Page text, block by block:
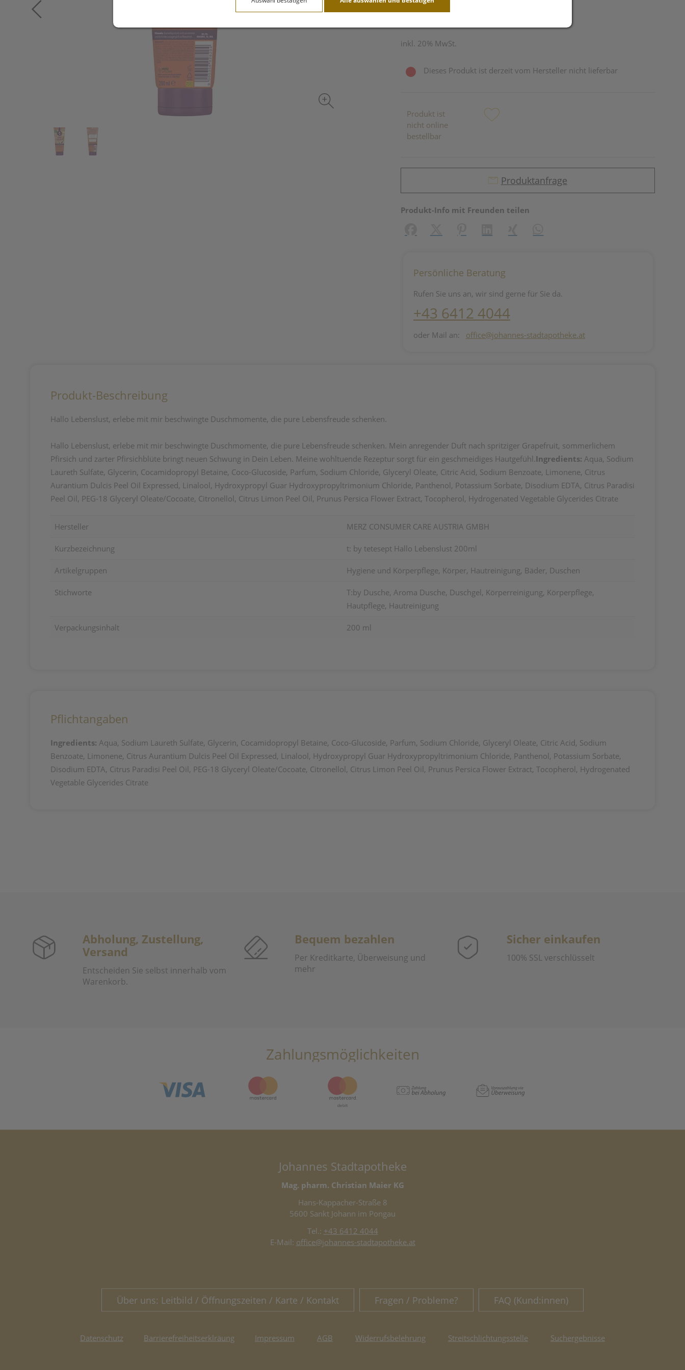
inkl. 20% MwSt.
Dieses Produkt ist derzeit vom Hersteller nicht lieferbar
Produkt ist
nicht online
bestellbar
Produktanfrage
Produkt-Info mit Freunden teilen
Persönliche Beratung
Rufen Sie uns an, wir sind gerne für Sie da.
+43 6412 4044
oder Mail an: office@johannes-stadtapotheke.at
Produkt-Beschreibung
Hallo Lebenslust, erlebe mit mir beschwingte Duschmomente, die pure Lebensfreude schenken.
Hallo Lebenslust, erlebe mit mir beschwingte Duschmomente, die pure Lebensfreude schenken. Mein anregender Duft nach spritziger Grapefruit, sommerlichem
Pfirsich und zarter Pfirsichblüte bringt neuen Schwung in Dein Leben. Meine wohltuende Rezeptur sorgt für ein geschmeidiges Hautgefühl.Ingredients: Aqua, Sodium
Laureth Sulfate, Glycerin, Cocamidopropyl Betaine, Coco-Glucoside, Parfum, Sodium Chloride, Glyceryl Oleate, Citric Acid, Sodium Benzoate, Limonene, Citrus
Aurantium Dulcis Peel Oil Expressed, Linalool, Hydroxypropyl Guar Hydroxypropyltrimonium Chloride, Panthenol, Potassium Sorbate, Disodium EDTA, Citrus Paradisi
Peel Oil, PEG-18 Glyceryl Oleate/Cocoate, Citronellol, Citrus Limon Peel Oil, Prunus Persica Flower Extract, Tocopherol, Hydrogenated Vegetable Glycerides Citrate
Hersteller MERZ CONSUMER CARE AUSTRIA GMBH
Kurzbezeichnung t: by tetesept Hallo Lebenslust 200ml
Artikelgruppen Hygiene und Körperpflege, Körper, Hautreinigung, Bäder, Duschen
Stichworte
T:by Dusche, Aroma Dusche, Duschgel, Körperreinigung, Körperpflege,
Hautpflege, Hautreinigung
Verpackungsinhalt 200 ml
Pflichtangaben
Ingredients: Aqua, Sodium Laureth Sulfate, Glycerin, Cocamidopropyl Betaine, Coco-Glucoside, Parfum, Sodium Chloride, Glyceryl Oleate, Citric Acid, Sodium
Benzoate, Limonene, Citrus Aurantium Dulcis Peel Oil Expressed, Linalool, Hydroxypropyl Guar Hydroxypropyltrimonium Chloride, Panthenol, Potassium Sorbate,
Disodium EDTA, Citrus Paradisi Peel Oil, PEG-18 Glyceryl Oleate/Cocoate, Citronellol, Citrus Limon Peel Oil, Prunus Persica Flower Extract, Tocopherol, Hydrogenated
Vegetable Glycerides Citrate
Abholung, Zustellung,
Versand
Entscheiden Sie selbst innerhalb vom
Warenkorb.
Bequem bezahlen
Per Kreditkarte, Überweisung und
mehr
Sicher einkaufen
100% SSL verschlüsselt
Zahlungsmöglichkeiten
Johannes Stadtapotheke
Mag. pharm. Christian Maier KG
Hans-Kappacher-Straße 8
5600 Sankt Johann im Pongau
Tel.: +43 6412 4044
E-Mail: office@johannes-stadtapotheke.at
Über uns: Leitbild / Öffnungszeiten / Karte / Kontakt Fragen / Probleme? FAQ (Kund:innen)
Datenschutz Barrierefreiheitserklräung Impressum AGB Widerrufsbelehrung Streitschlichtungsstelle Suchergebnisse